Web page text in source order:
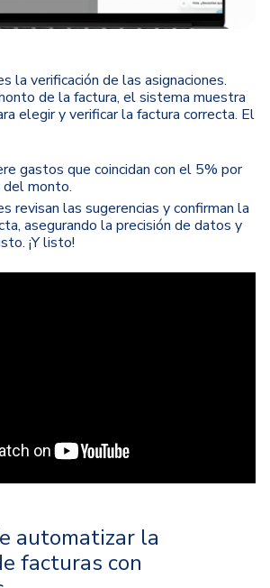
la verificación de las asignaciones.
de la factura, el sistema muestra
elegir y verificar la factura correcta. El
gastos que coincidan con el 5% por
del monto.
revisan las sugerencias y confirman la
asegurando la precisión de datos y
¡Y listo!
automatizar la
facturas con